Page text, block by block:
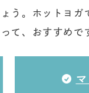
う。ホットヨ
て、おすすめで